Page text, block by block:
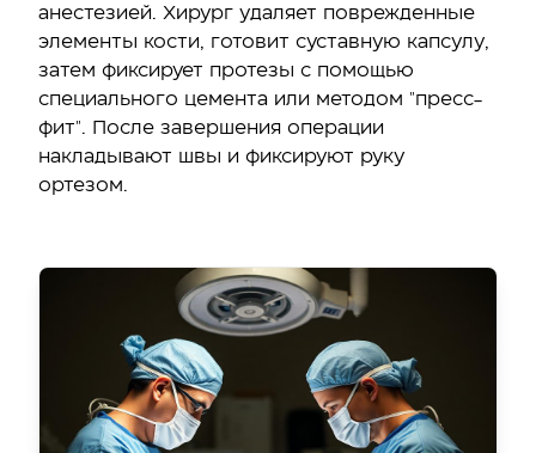
анестезией. Хирург удаляет поврежденные
элементы кости, готовит суставную капсулу,
затем фиксирует протезы с помощью
специального цемента или методом "пресс-
фит". После завершения операции
накладывают швы и фиксируют руку
ортезом.